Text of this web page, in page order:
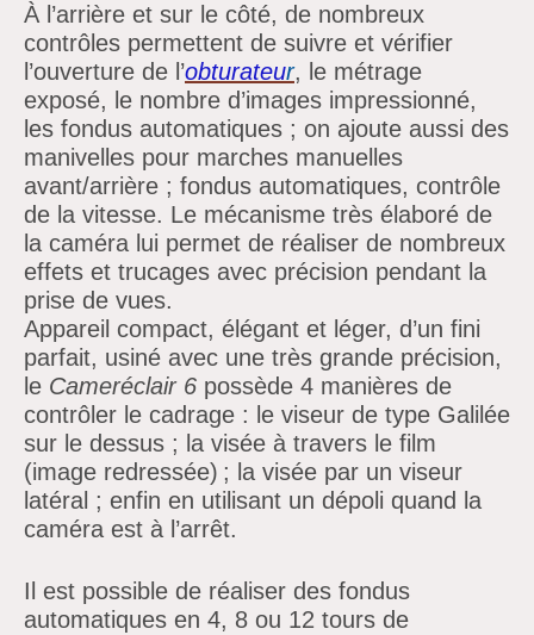
À l’arrière et sur le côté, de nombreux
contrôles permettent de suivre et vérifier
l’ouverture de l’obturateur, le métrage
exposé, le nombre d’images impressionné,
les fondus automatiques ; on ajoute aussi des
manivelles pour marches manuelles
avant/arrière ; fondus automatiques, contrôle
de la vitesse. Le mécanisme très élaboré de
la caméra lui permet de réaliser de nombreux
effets et trucages avec précision pendant la
prise de vues.
Appareil compact, élégant et léger, d’un fini
parfait, usiné avec une très grande précision,
le Cameréclair 6 possède 4 manières de
contrôler le cadrage : le viseur de type Galilée
sur le dessus ; la visée à travers le film
(image redressée) ; la visée par un viseur
latéral ; enfin en utilisant un dépoli quand la
caméra est à l’arrêt.
Il est possible de réaliser des fondus
automatiques en 4, 8 ou 12 tours de